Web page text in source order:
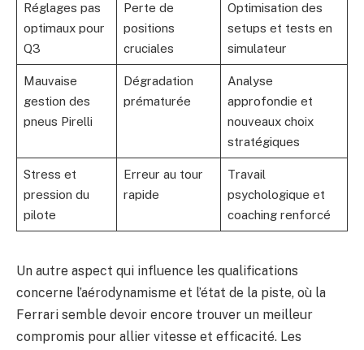
Réglages pas
optimaux pour
Q3
Perte de
positions
cruciales
Optimisation des
setups et tests en
simulateur
Mauvaise
gestion des
pneus Pirelli
Dégradation
prématurée
Analyse
approfondie et
nouveaux choix
stratégiques
Stress et
pression du
pilote
Erreur au tour
rapide
Travail
psychologique et
coaching renforcé
Un autre aspect qui influence les qualifications
concerne l’aérodynamisme et l’état de la piste, où la
Ferrari semble devoir encore trouver un meilleur
compromis pour allier vitesse et efficacité. Les